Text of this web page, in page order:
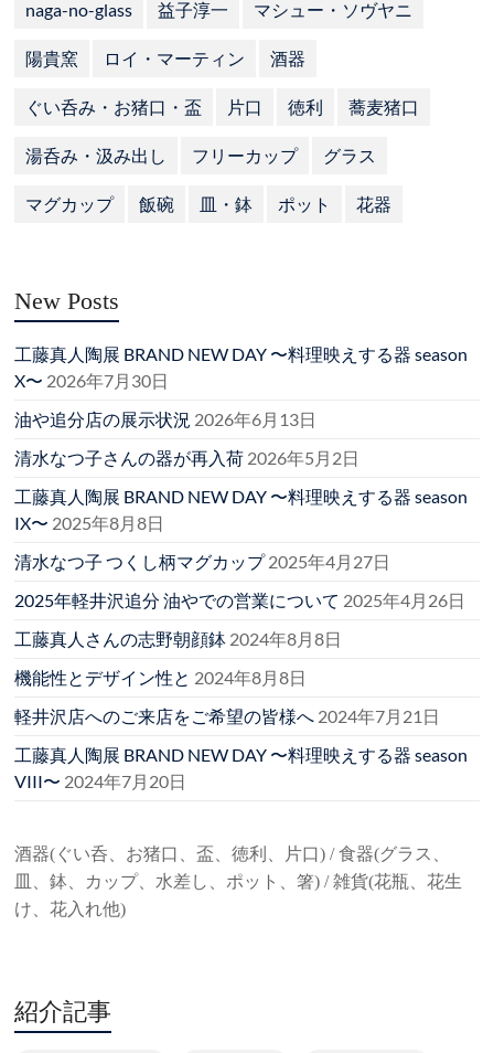
naga-no-glass 益子淳一 マシュー・ソヴヤニ
陽貴窯 ロイ・マーティン 酒器
ぐい呑み・お猪口・盃 片口 徳利 蕎麦猪口
湯呑み・汲み出し フリーカップ グラス
マグカップ 飯碗 皿・鉢 ポット 花器
New Posts
工藤真人陶展 BRAND NEW DAY 〜料理映えする器 season
X〜 2026年7月30日
油や追分店の展示状況 2026年6月13日
清水なつ子さんの器が再入荷 2026年5月2日
工藤真人陶展 BRAND NEW DAY 〜料理映えする器 season
IX〜 2025年8月8日
清水なつ子 つくし柄マグカップ2025年4月27日
2025年軽井沢追分 油やでの営業について 2025年4月26日
工藤真人さんの志野朝顔鉢 2024年8月8日
機能性とデザイン性と 2024年8月8日
軽井沢店へのご来店をご希望の皆様へ 2024年7月21日
工藤真人陶展 BRAND NEW DAY 〜料理映えする器 season
VIII〜 2024年7月20日
酒器(ぐい呑、お猪口、盃、徳利、片口) / 食器(グラス、
皿、鉢、カップ、水差し、ポット、箸) / 雑貨(花瓶、花生
け、花入れ他)
紹介記事